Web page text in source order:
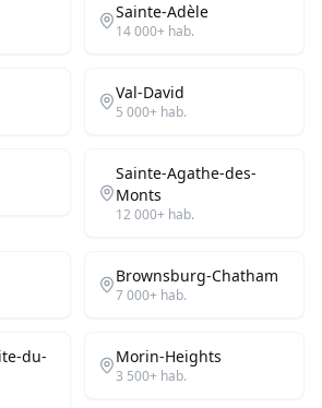
Sainte-Adèle
14 000+ hab.
Val-David
5 000+ hab.
Sainte-Agathe-des-
Monts
12 000+ hab.
Brownsburg-Chatham
7 000+ hab.
du-
Morin-Heights
3 500+ hab.